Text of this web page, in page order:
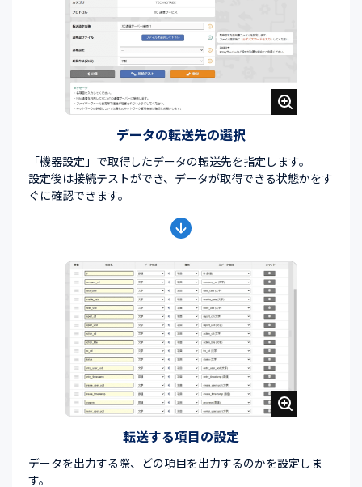
データの転送先の選択
「機器設定」で取得したデータの転送先を指定します。
設定後は接続テストができ、データが取得できる状態かをす
ぐに確認できます。
転送する項目の設定
データを出力する際、どの項目を出力するのかを設定しま
す。